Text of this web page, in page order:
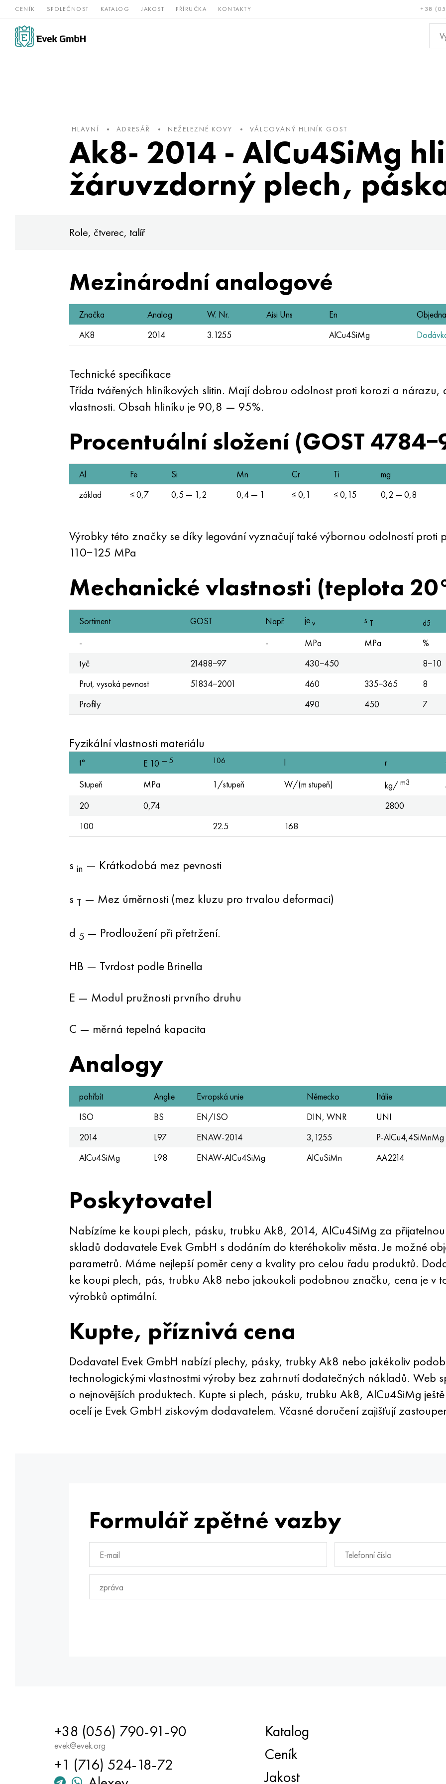
CENÍK SPOLEČNOST KATALOG JAKOST PŘÍRUČKA KONTAKTY +38
Slitiny
niklu
nerezová Vzácné a Bronz, měď,
HLAVNÍ ADRESÁŘ NEŽELEZNÉ KOVY VÁLCOVANÝ HLINÍK GOST
Ak8- 2014 - AlCu4SiMg
žáruvzdorný plech,
Role, čtverec, talíř
Mezinárodní analogové
Značka Analog W. Nr. Aisi Uns En
AK8
2014 3.1255 AlCu4SiMg
Technické specifikace
Třída tvářených hliníkových slitin. Mají dobrou odolnost proti korozi a
vlastnosti. Obsah hliníku je 90,8 — 95%.
Procentuální složení (GOST
Al Fe Si Mn Cr Ti mg
základ
≤ 0,7 0,5 — 1,2 0,4 — 1 ≤ 0,1 ≤ 0,15 0,2 — 0,8
Výrobky této značky se díky legování vyznačují také výbornou odolností proti
110−125 MPa
Mechanické vlastnosti (teplota
Sortiment GOST Např. je v s T d5
-
- MPa MPa %
tyč
21488−97 430−450 8−10
Prut, vysoká pevnost
51834−2001 460 335−365 8
Profily
490 450 7
Fyzikální vlastnosti materiálu
t° E 10 — 5 106 l r
Stupeň MPa 1/stupeň W/(m stupeň) kg/ m3
20
0,74 2800
100
22.5 168
s in — Krátkodobá mez pevnosti
s T — Mez úměrnosti (mez kluzu pro trvalou deformaci)
d 5— Prodloužení při přetržení.
HB — Tvrdost podle Brinella
E — Modul pružnosti prvního druhu
C — měrná tepelná kapacita
Analogy
pohřbít Anglie Evropská unie Německo Itálie
ISO
BS EN/ISO DIN, WNR UNI
2014
L97 ENAW-2014 3,1255 P-AlCu4,4SiMnMg
AlCu4SiMg
L98 ENAW-AlCu4SiMg AlCuSiMn AA2214
Poskytovatel
Nabízíme ke koupi plech, pásku, trubku Ak8, 2014, AlCu4SiMg za
skladů dodavatele Evek GmbH s dodáním do kteréhokoliv města. Je možné
parametrů. Máme nejlepší poměr ceny a kvality pro celou řadu produktů.
ke koupi plech, pás, trubku Ak8 nebo jakoukoli podobnou značku, cena je v
výrobků optimální.
Kupte, příznivá cena
Dodavatel Evek GmbH nabízí plechy, pásky, trubky Ak8 nebo jakékoliv
technologickými vlastnostmi výroby bez zahrnutí dodatečných nákladů. Web
o nejnovějších produktech. Kupte si plech, pásku, trubku Ak8, AlCu4SiMg
ocelí je Evek GmbH ziskovým dodavatelem. Včasné doručení zajišťují
Formulář zpětné vazby
+38 (056) 790-91-90
evek@evek.org
+1 (716) 524-18-72
Katalog
Ceník
Jakost